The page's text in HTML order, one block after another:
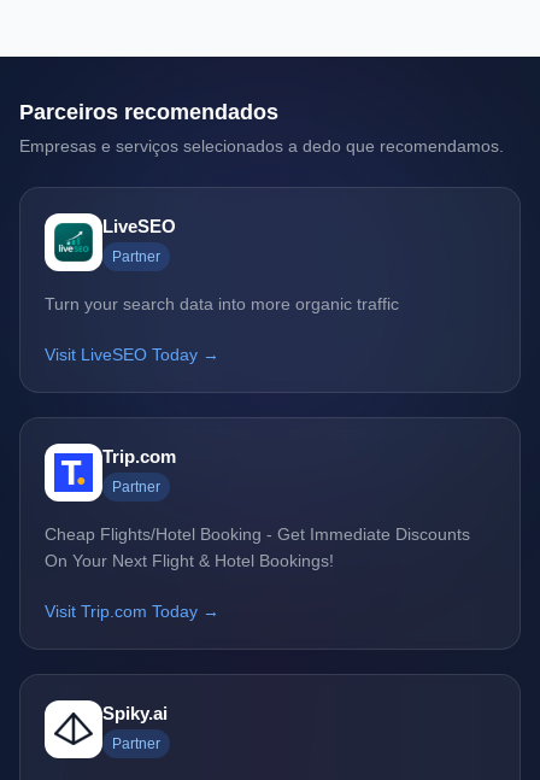
Parceiros recomendados
Empresas e serviços selecionados a dedo que recomendamos.
LiveSEO
Partner
Turn your search data into more organic traffic
Visit LiveSEO Today →
Trip.com
Partner
Cheap Flights/Hotel Booking - Get Immediate Discounts
On Your Next Flight & Hotel Bookings!
Visit Trip.com Today →
Spiky.ai
Partner